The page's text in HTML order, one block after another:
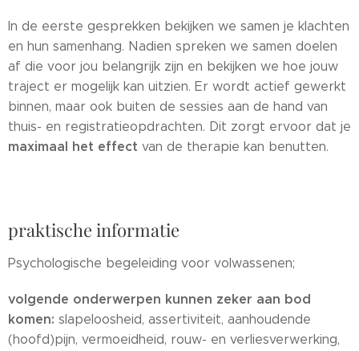
In de eerste gesprekken bekijken we samen je klachten
en hun samenhang. Nadien spreken we samen doelen
af die voor jou belangrijk zijn en bekijken we hoe jouw
traject er mogelijk kan uitzien. Er wordt actief gewerkt
binnen, maar ook buiten de sessies aan de hand van
thuis- en registratieopdrachten. Dit zorgt ervoor dat je
maximaal het effect van de therapie kan benutten.
praktische informatie
Psychologische begeleiding voor volwassenen;
volgende onderwerpen kunnen zeker aan bod
komen: slapeloosheid, assertiviteit, aanhoudende
(hoofd)pijn, vermoeidheid, rouw- en verliesverwerking,